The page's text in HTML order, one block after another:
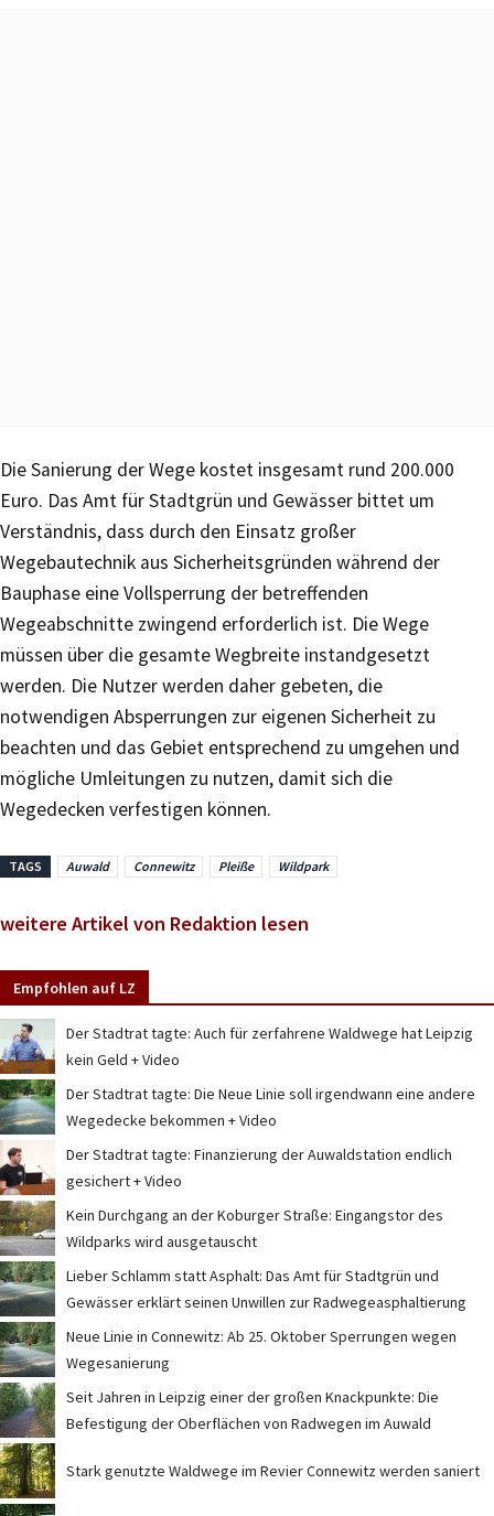
Die Sanierung der Wege kostet insgesamt rund 200.000
Euro. Das Amt für Stadtgrün und Gewässer bittet um
Verständnis, dass durch den Einsatz großer
Wegebautechnik aus Sicherheitsgründen während der
Bauphase eine Vollsperrung der betreffenden
Wegeabschnitte zwingend erforderlich ist. Die Wege
müssen über die gesamte Wegbreite instandgesetzt
werden. Die Nutzer werden daher gebeten, die
notwendigen Absperrungen zur eigenen Sicherheit zu
beachten und das Gebiet entsprechend zu umgehen und
mögliche Umleitungen zu nutzen, damit sich die
Wegedecken verfestigen können.
TAGS Auwald Connewitz Pleiße Wildpark
weitere Artikel von Redaktion lesen
Empfohlen auf LZ
Der Stadtrat tagte: Auch für zerfahrene Waldwege hat Leipzig
kein Geld + Video
Der Stadtrat tagte: Die Neue Linie soll irgendwann eine andere
Wegedecke bekommen + Video
Der Stadtrat tagte: Finanzierung der Auwaldstation endlich
gesichert + Video
Kein Durchgang an der Koburger Straße: Eingangstor des
Wildparks wird ausgetauscht
Lieber Schlamm statt Asphalt: Das Amt für Stadtgrün und
Gewässer erklärt seinen Unwillen zur Radwegeasphaltierung
Neue Linie in Connewitz: Ab 25. Oktober Sperrungen wegen
Wegesanierung
Seit Jahren in Leipzig einer der großen Knackpunkte: Die
Befestigung der Oberflächen von Radwegen im Auwald
Stark genutzte Waldwege im Revier Connewitz werden saniert